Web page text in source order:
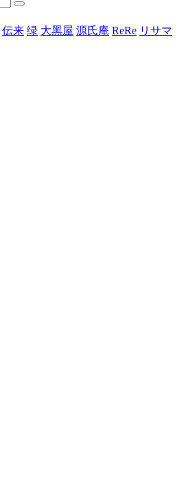
伝来 绿 大黑屋 源氏庵 ReRe リサマ